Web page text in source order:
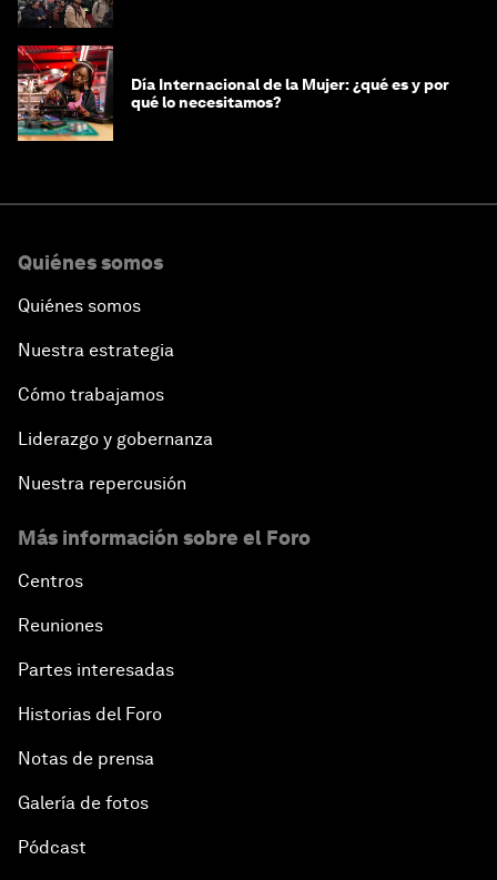
Día Internacional de la Mujer: ¿qué es y por
qué lo necesitamos?
Quiénes somos
Quiénes somos
Nuestra estrategia
Cómo trabajamos
Liderazgo y gobernanza
Nuestra repercusión
Más información sobre el Foro
Centros
Reuniones
Partes interesadas
Historias del Foro
Notas de prensa
Galería de fotos
Pódcast